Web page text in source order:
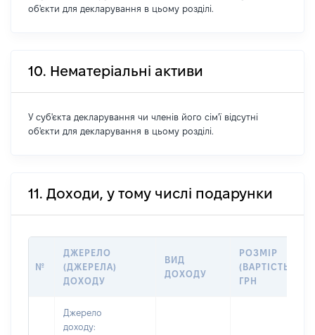
об'єкти для декларування в цьому розділі.
10. Нематеріальні активи
У суб'єкта декларування чи членів його сім'ї відсутні
об'єкти для декларування в цьому розділі.
11. Доходи, у тому числі подарунки
№
ДЖЕРЕЛО
(ДЖЕРЕЛА)
ДОХОДУ
ВИД
ДОХОДУ
РОЗМІР
(ВАРТІСТЬ),
ГРН
Джерело
доходу: